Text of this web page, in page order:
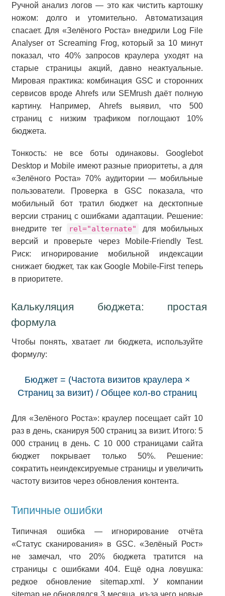
Ручной анализ логов — это как чистить картошку
ножом: долго и утомительно. Автоматизация
спасает. Для «Зелёного Роста» внедрили Log File
Analyser от Screaming Frog, который за 10 минут
показал, что 40% запросов краулера уходят на
старые страницы акций, давно неактуальные.
Мировая практика: комбинация GSC и сторонних
сервисов вроде Ahrefs или SEMrush даёт полную
картину. Например, Ahrefs выявил, что 500
страниц с низким трафиком поглощают 10%
бюджета.
Тонкость: не все боты одинаковы. Googlebot
Desktop и Mobile имеют разные приоритеты, а для
«Зелёного Роста» 70% аудитории — мобильные
пользователи. Проверка в GSC показала, что
мобильный бот тратил бюджет на десктопные
версии страниц с ошибками адаптации. Решение:
внедрите тег
rel="alternate"
для мобильных
версий и проверьте через Mobile-Friendly Test.
Риск: игнорирование мобильной индексации
снижает бюджет, так как Google Mobile-First теперь
в приоритете.
Калькуляция бюджета: простая
формула
Чтобы понять, хватает ли бюджета, используйте
формулу:
Бюджет = (Частота визитов краулера ×
Страниц за визит) / Общее кол-во страниц
Для «Зелёного Роста»: краулер посещает сайт 10
раз в день, сканируя 500 страниц за визит. Итого: 5
000 страниц в день. С 10 000 страницами сайта
бюджет покрывает только 50%. Решение:
сократить неиндексируемые страницы и увеличить
частоту визитов через обновления контента.
Типичные ошибки
Типичная ошибка — игнорирование отчёта
«Статус сканирования» в GSC. «Зелёный Рост»
не замечал, что 20% бюджета тратится на
страницы с ошибками 404. Ещё одна ловушка:
редкое обновление sitemap.xml. У компании
sitemap не обновлялся 3 месяца, из-за чего новые